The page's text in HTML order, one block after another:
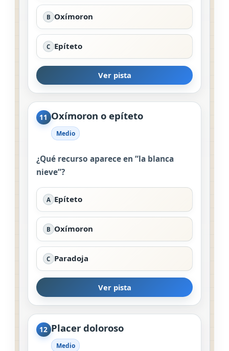
B Oxímoron
C Epíteto
Ver pista
11 Oxímoron o epíteto
Medio
¿Qué recurso aparece en “la blanca
nieve”?
A Epíteto
B Oxímoron
C Paradoja
Ver pista
12 Placer doloroso
Medio